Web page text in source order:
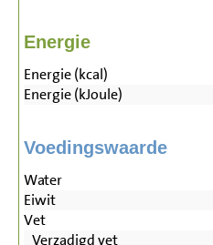
Energie
Energie (kcal)
Energie (kJoule)
Voedingswaarde
Water
Eiwit
Vet
Verzadigd vet